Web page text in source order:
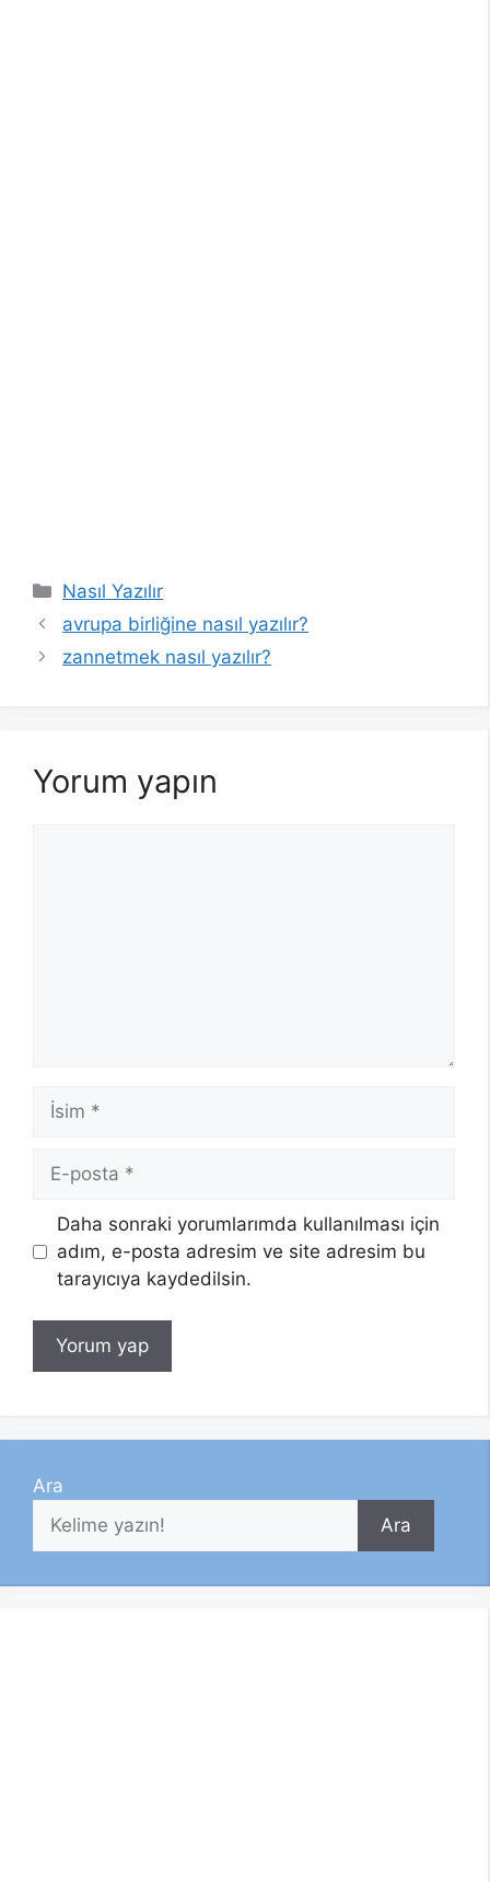
Kategoriler
Nasıl Yazılır
avrupa birliğine nasıl yazılır?
zannetmek nasıl yazılır?
Yorum yapın
İsim
posta
Daha sonraki yorumlarımda kullanılması için
adım, e-posta adresim ve site adresim bu
tarayıcıya kaydedilsin.
Ara
Ara